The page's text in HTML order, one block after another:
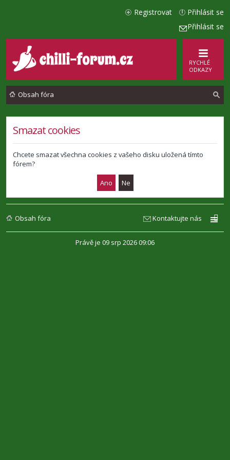
Přihlásit se
Přihlásit se
Registrovat
RYCHLÉ
ODKAZY
Obsah fóra
Smazat cookies
Chcete smazat všechna cookies z vašeho disku uložená tímto
fórem?
Obsah fóra Kontaktujte nás
Právě je 09 srp 2026 09:06